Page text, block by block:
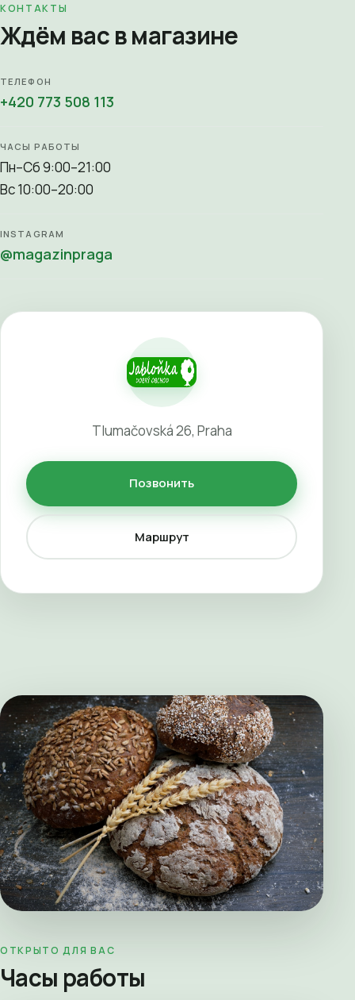
КОНТАКТЫ
Ждём вас в магазине
ТЕЛЕФОН
+420 773 508 113
ЧАСЫ РАБОТЫ
Пн–Сб 9:00–21:00
Вс 10:00–20:00
INSTAGRAM
@magazinpraga
Tlumačovská 26, Praha
Позвонить
Маршрут
ОТКРЫТО ДЛЯ ВАС
Часы работы